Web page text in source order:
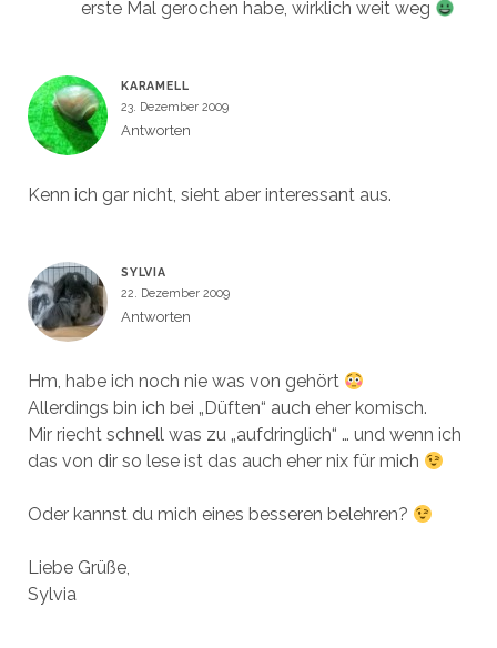
erste Mal gerochen habe, wirklich weit weg
KARAMELL
23. Dezember 2009
Antworten
Kenn ich gar nicht, sieht aber interessant aus.
SYLVIA
22. Dezember 2009
Antworten
Hm, habe ich noch nie was von gehört
Allerdings bin ich bei „Düften“ auch eher komisch.
Mir riecht schnell was zu „aufdringlich“ … und wenn ich
das von dir so lese ist das auch eher nix für mich
Oder kannst du mich eines besseren belehren?
Liebe Grüße,
Sylvia